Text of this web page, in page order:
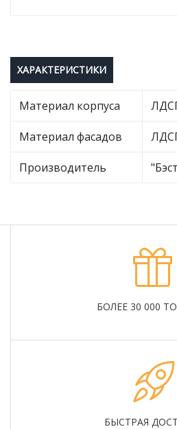
ХАРАКТЕРИСТИКИ
Материал корпуса
Материал фасадов
Производитель
БОЛЕЕ 30 000
БЫСТРАЯ